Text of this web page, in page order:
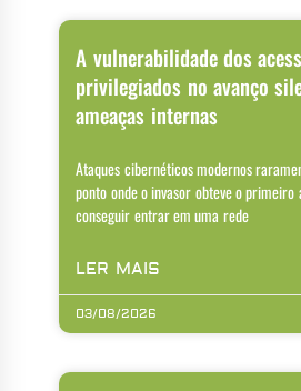
A vulnerabilidade dos
privilegiados no avanço
ameaças internas
Ataques cibernéticos modernos
ponto onde o invasor obteve o primeiro
conseguir entrar em uma rede
LER MAIS
03/08/2026